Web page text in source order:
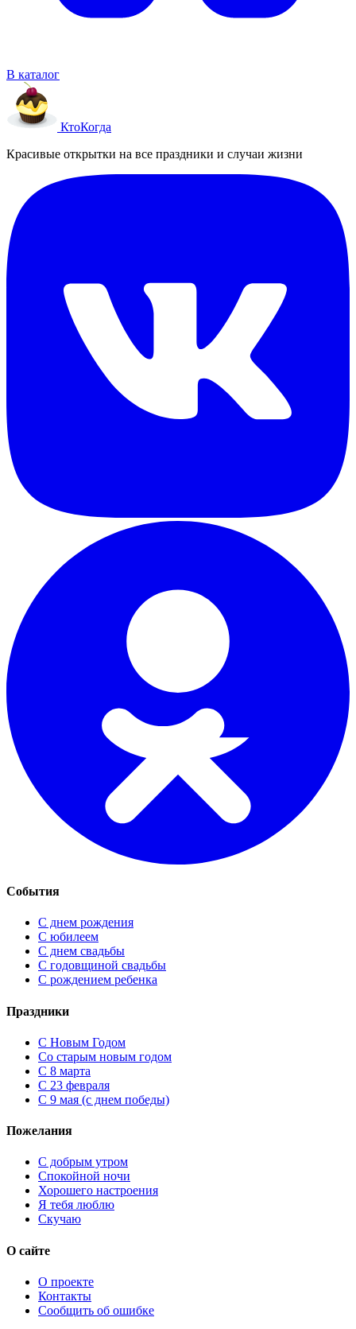
В каталог
КтоКогда
Красивые открытки на все праздники и случаи жизни
События
С днем рождения
С юбилеем
С днем свадьбы
С годовщиной свадьбы
С рождением ребенка
Праздники
C Новым Годом
Cо старым новым годом
С 8 марта
С 23 февраля
С 9 мая (с днем победы)
Пожелания
С добрым утром
Спокойной ночи
Хорошего настроения
Я тебя люблю
Скучаю
О сайте
О проекте
Контакты
Сообщить об ошибке